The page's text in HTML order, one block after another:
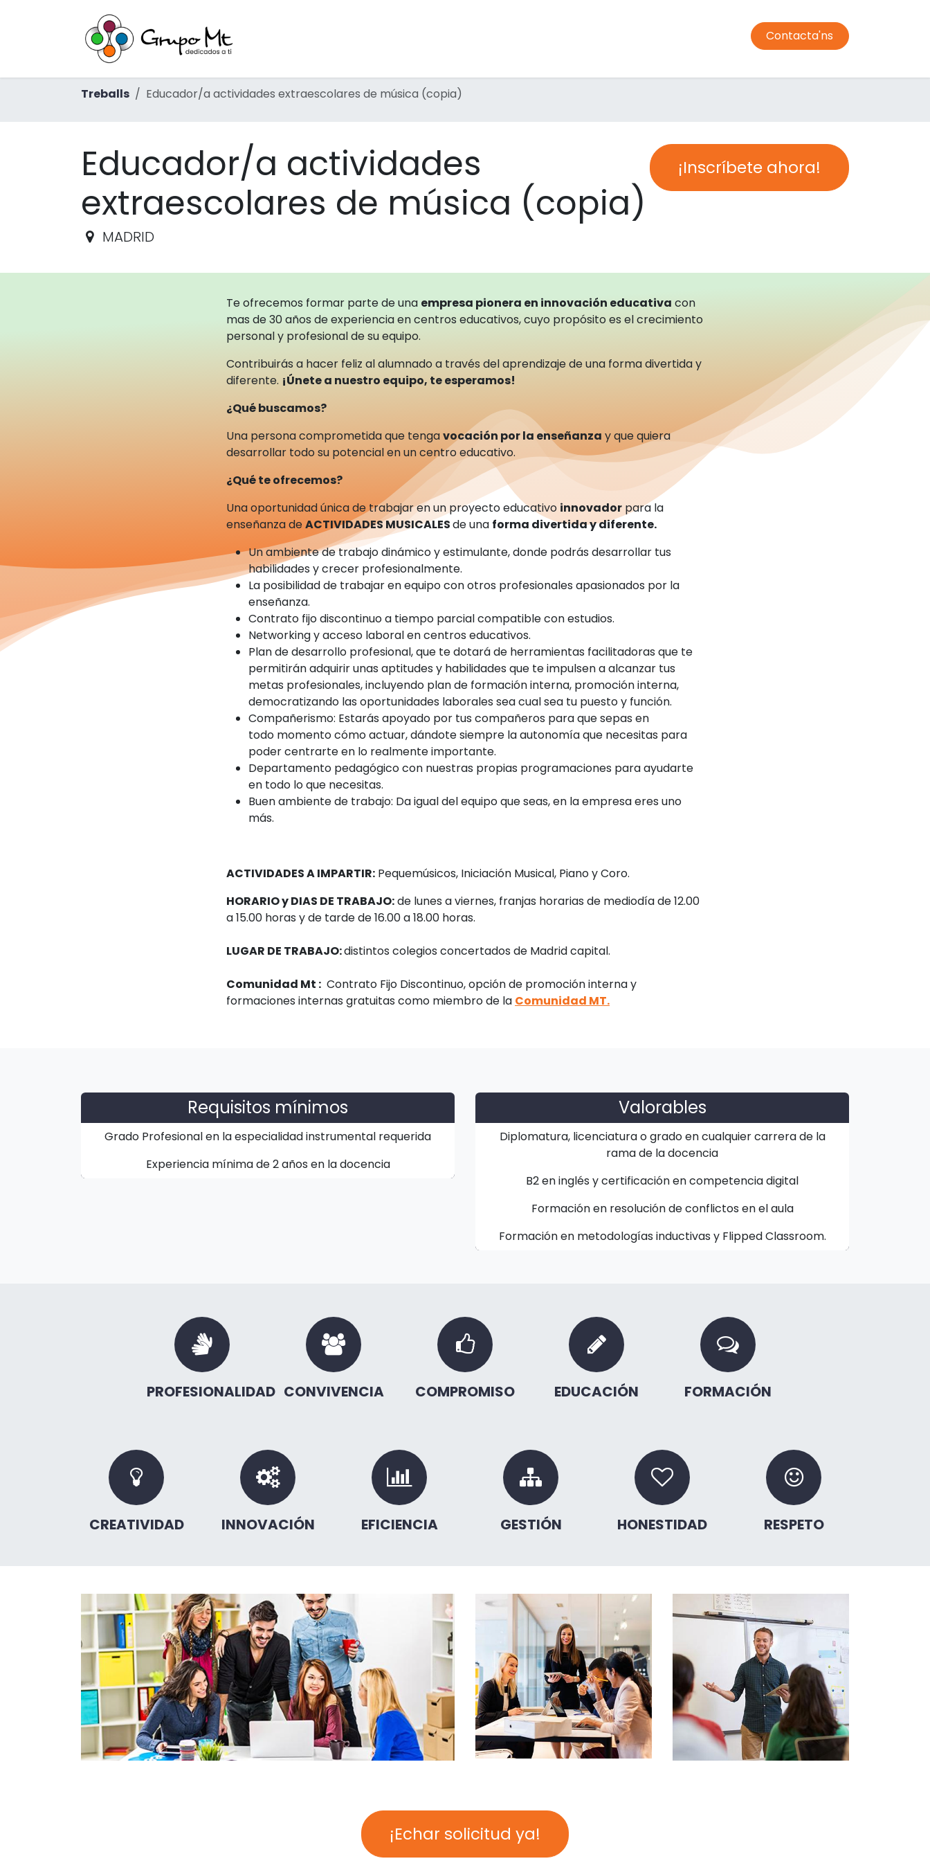
Condiciones de compra
Contacta'ns
Treballs Educador/a actividades extraescolares de música (copia)
¡Inscríbete ahora!
Educador/a actividades
extraescolares de música (copia)
MADRID
Te ofrecemos formar parte de una empresa pionera en innovación educativa con
mas de 30 años de experiencia en centros educativos, cuyo propósito es el crecimiento
personal y profesional de su equipo.
Contribuirás a hacer feliz al alumnado a través del aprendizaje de una forma divertida y
diferente. ¡Únete a nuestro equipo, te esperamos!
¿Qué buscamos?
Una persona comprometida que tengavocación por la enseñanza y que quiera
desarrollar todo su potencial en un centro educativo.
¿Qué te ofrecemos?
Una oportunidad única de trabajar en un proyecto educativo innovador para la
enseñanza deACTIVIDADES MUSICALESde una forma divertida y diferente.
Un ambiente de trabajo dinámico y estimulante, donde podrás desarrollar tus
habilidades y crecer profesionalmente.
La posibilidad de trabajar en equipo con otros profesionales apasionados por la
enseñanza.
Contrato fijo discontinuo a tiempo parcial compatible con estudios.
Networking y acceso laboral en centros educativos.
Plan de desarrollo profesional, que te dotará de herramientas facilitadoras que te
permitirán adquirir unas aptitudes y habilidades que te impulsen a alcanzar tus
metas profesionales, incluyendo plan de formación interna, promoción interna,
democratizando las oportunidades laborales sea cual sea tu puesto y función.
Compañerismo: Estarás apoyado por tus compañeros para que sepas en
todo momento cómo actuar, dándote siempre la autonomía que necesitas para
poder centrarte en lo realmente importante.
Departamento pedagógico con nuestras propias programaciones para ayudarte
en todo lo que necesitas.
Buen ambiente de trabajo: Da igual del equipo que seas, en la empresa eres uno
más.
ACTIVIDADES A IMPARTIR: Pequemúsicos, Iniciación Musical, Piano y Coro.
HORARIO y DIAS DE TRABAJO:de lunes a viernes, franjas horarias de mediodía de 12.00
a 15.00 horas y de tarde de 16.00 a 18.00 horas.
LUGAR DE TRABAJO:distintos colegios concertados de Madrid capital.
Comunidad Mt : Contrato Fijo Discontinuo, opción de promoción interna y
formaciones internas gratuitas como miembro de la Comunidad MT.
Requisitos mínimos
Grado Profesional en la especialidad instrumental requerida
Experiencia mínima de 2 años en la docencia
Valorables
Diplomatura, licenciatura o grado en cualquier carrera de la
rama de la docencia
B2 en inglés y certificación en competencia digital
Formación en resolución de conflictos en el aula
Formación en metodologías inductivas y Flipped Classroom.
PROFESIONALIDAD CONVIVENCIA COMPROMISO EDUCACIÓN FORMACIÓN
CREATIVIDAD INNOVACIÓN EFICIENCIA GESTIÓN HONESTIDAD RESPETO
¡Echar solicitud ya!